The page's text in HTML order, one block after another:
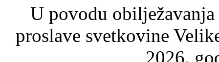
U povodu
proslave svetkovine
2026.